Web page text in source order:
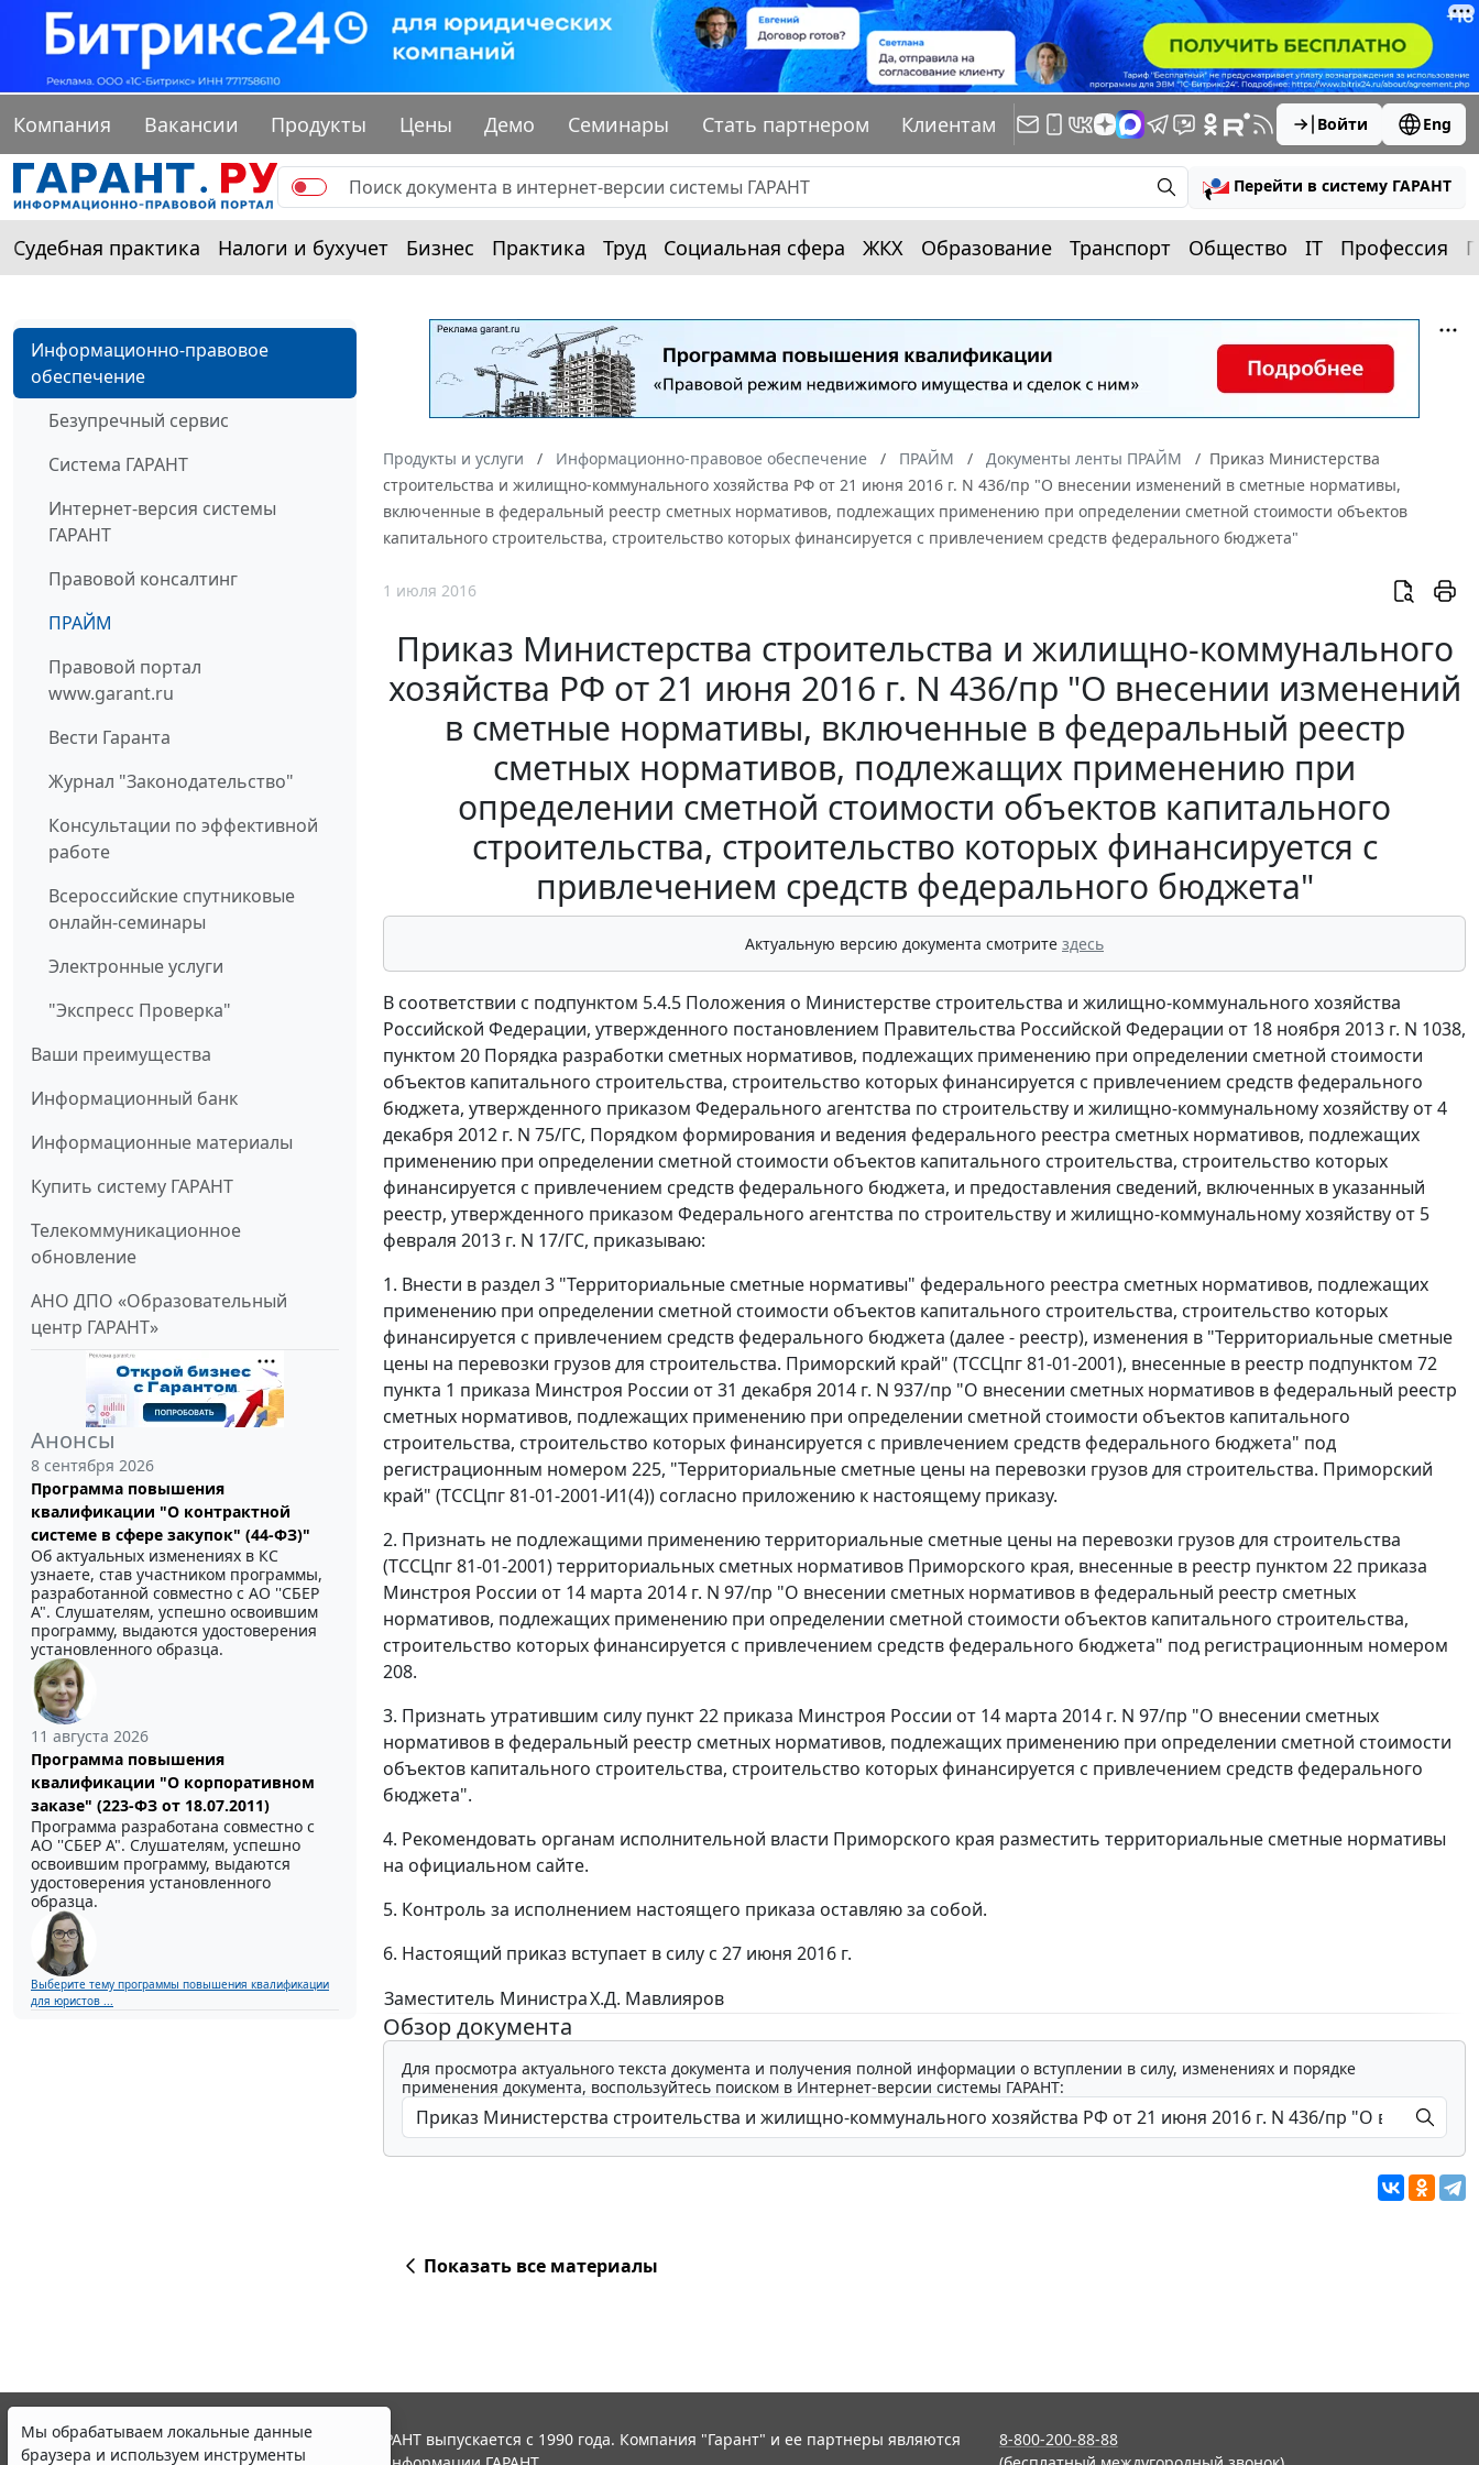
Компания Вакансии Продукты Цены Демо Семинары Стать партнером Клиентам Войти Eng
Перейти в систему ГАРАНТ
Судебная практика Налоги и бухучет Бизнес Практика Труд Социальная сфера ЖКХ Образование Транспорт Общество IT Профессия
Информационно-правовое
обеспечение
Безупречный сервис
Система ГАРАНТ
Интернет-версия системы
ГАРАНТ
Правовой консалтинг
ПРАЙМ
Правовой портал
www.garant.ru
Вести Гаранта
Журнал "Законодательство"
Консультации по эффективной
работе
Всероссийские спутниковые
онлайн-семинары
Электронные услуги
"Экспресс Проверка"
Ваши преимущества
Информационный банк
Информационные материалы
Купить систему ГАРАНТ
Телекоммуникационное
обновление
АНО ДПО «Образовательный
центр ГАРАНТ»
Анонсы
8 сентября 2026
Программа повышения
квалификации "О контрактной
системе в сфере закупок" (44-ФЗ)"
Об актуальных изменениях в КС
узнаете, став участником программы,
разработанной совместно с АО ''СБЕР
А". Слушателям, успешно освоившим
программу, выдаются удостоверения
установленного образца.
11 августа 2026
Программа повышения
квалификации "О корпоративном
заказе" (223-ФЗ от 18.07.2011)
Программа разработана совместно с
АО ''СБЕР А". Слушателям, успешно
освоившим программу, выдаются
удостоверения установленного
образца.
Выберите тему программы повышения квалификации
для юристов ...
Продукты и услуги Информационно-правовое обеспечение ПРАЙМ Документы ленты ПРАЙМ
Приказ Министерства
строительства и жилищно-коммунального хозяйства РФ от 21 июня 2016 г. N 436/пр "О внесении изменений в сметные нормативы,
включенные в федеральный реестр сметных нормативов, подлежащих применению при определении сметной стоимости объектов
капитального строительства, строительство которых финансируется с привлечением средств федерального бюджета"
1 июля 2016
Приказ Министерства строительства и жилищно-коммунального
хозяйства РФ от 21 июня 2016 г. N 436/пр "О внесении изменений
в сметные нормативы, включенные в федеральный реестр
сметных нормативов, подлежащих применению при
определении сметной стоимости объектов капитального
строительства, строительство которых финансируется с
привлечением средств федерального бюджета"
Актуальную версию документа смотрите здесь
В соответствии с подпунктом 5.4.5 Положения о Министерстве строительства и жилищно-коммунального хозяйства
Российской Федерации, утвержденного постановлением Правительства Российской Федерации от 18 ноября 2013 г. N 1038,
пунктом 20 Порядка разработки сметных нормативов, подлежащих применению при определении сметной стоимости
объектов капитального строительства, строительство которых финансируется с привлечением средств федерального
бюджета, утвержденного приказом Федерального агентства по строительству и жилищно-коммунальному хозяйству от 4
декабря 2012 г. N 75/ГС, Порядком формирования и ведения федерального реестра сметных нормативов, подлежащих
применению при определении сметной стоимости объектов капитального строительства, строительство которых
финансируется с привлечением средств федерального бюджета, и предоставления сведений, включенных в указанный
реестр, утвержденного приказом Федерального агентства по строительству и жилищно-коммунальному хозяйству от 5
февраля 2013 г. N 17/ГС, приказываю:
1. Внести в раздел 3 "Территориальные сметные нормативы" федерального реестра сметных нормативов, подлежащих
применению при определении сметной стоимости объектов капитального строительства, строительство которых
финансируется с привлечением средств федерального бюджета (далее - реестр), изменения в "Территориальные сметные
цены на перевозки грузов для строительства. Приморский край" (ТССЦпг 81-01-2001), внесенные в реестр подпунктом 72
пункта 1 приказа Минстроя России от 31 декабря 2014 г. N 937/пр "О внесении сметных нормативов в федеральный реестр
сметных нормативов, подлежащих применению при определении сметной стоимости объектов капитального
строительства, строительство которых финансируется с привлечением средств федерального бюджета" под
регистрационным номером 225, "Территориальные сметные цены на перевозки грузов для строительства. Приморский
край" (ТССЦпг 81-01-2001-И1(4)) согласно приложению к настоящему приказу.
2. Признать не подлежащими применению территориальные сметные цены на перевозки грузов для строительства
(ТССЦпг 81-01-2001) территориальных сметных нормативов Приморского края, внесенные в реестр пунктом 22 приказа
Минстроя России от 14 марта 2014 г. N 97/пр "О внесении сметных нормативов в федеральный реестр сметных
нормативов, подлежащих применению при определении сметной стоимости объектов капитального строительства,
строительство которых финансируется с привлечением средств федерального бюджета" под регистрационным номером
208.
3. Признать утратившим силу пункт 22 приказа Минстроя России от 14 марта 2014 г. N 97/пр "О внесении сметных
нормативов в федеральный реестр сметных нормативов, подлежащих применению при определении сметной стоимости
объектов капитального строительства, строительство которых финансируется с привлечением средств федерального
бюджета".
4. Рекомендовать органам исполнительной власти Приморского края разместить территориальные сметные нормативы
на официальном сайте.
5. Контроль за исполнением настоящего приказа оставляю за собой.
6. Настоящий приказ вступает в силу с 27 июня 2016 г.
Заместитель МинистраХ.Д. Мавлияров
Обзор документа
Для просмотра актуального текста документа и получения полной информации о вступлении в силу, изменениях и порядке
применения документа, воспользуйтесь поиском в Интернет-версии системы ГАРАНТ:
Показать все материалы
Мы обрабатываем локальные данные
браузера и используем инструменты
© ООО "НПП "ГАРАНТ-СЕРВИС", 2026. Система ГАРАНТ выпускается с 1990 года. Компания "Гарант" и ее партнеры являются
8-800-200-88-88